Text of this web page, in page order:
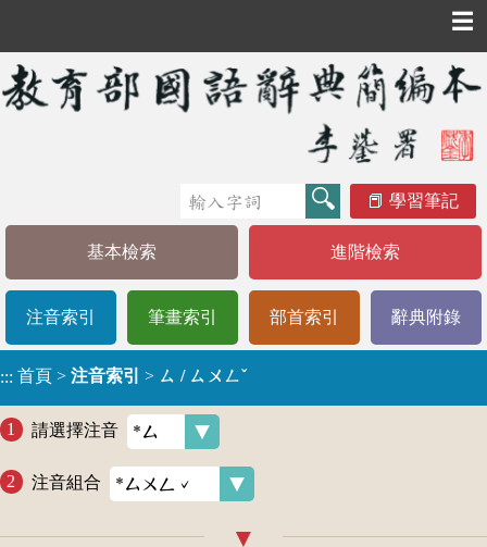
☰
學習筆記
基本檢索 進階檢索
注音索引 筆畫索引 部首索引 辭典附錄
::: 首頁 > 注音索引 > ㄙ / ㄙㄨㄥˇ
請選擇注音
注音組合